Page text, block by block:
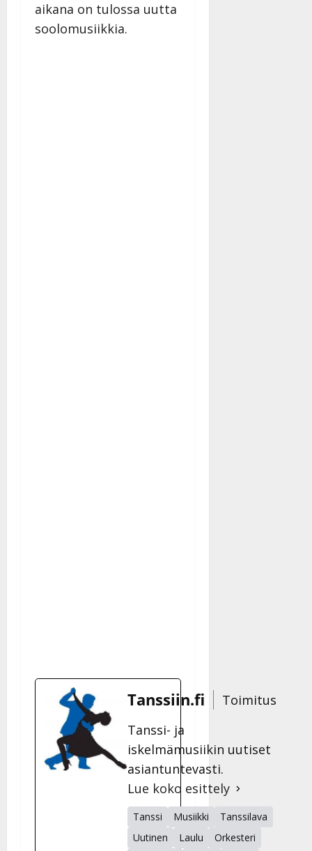
aikana on tulossa uutta
soolomusiikkia.
Tanssiin.fi
Toimitus
Tanssi- ja
iskelmämusiikin uutiset
asiantuntevasti.
Lue koko esittely
Tanssi Musiikki
Tanssilava
Uutinen
Laulu
Orkesteri